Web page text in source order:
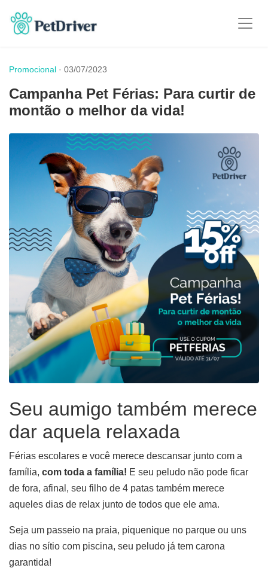
Promocional · 03/07/2023
Campanha Pet Férias: Para curtir de
montão o melhor da vida!
Seu aumigo também merece
dar aquela relaxada
Férias escolares e você merece descansar junto com a
família, com toda a família! E seu peludo não pode ficar
de fora, afinal, seu filho de 4 patas também merece
aqueles dias de relax junto de todos que ele ama.
Seja um passeio na praia, piquenique no parque ou uns
dias no sítio com piscina, seu peludo já tem carona
garantida!